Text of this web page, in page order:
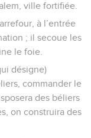
ville fortifiée.
à l’entrée
; il secoue les
le foie.
désigne)
commander le
des béliers
on construira des